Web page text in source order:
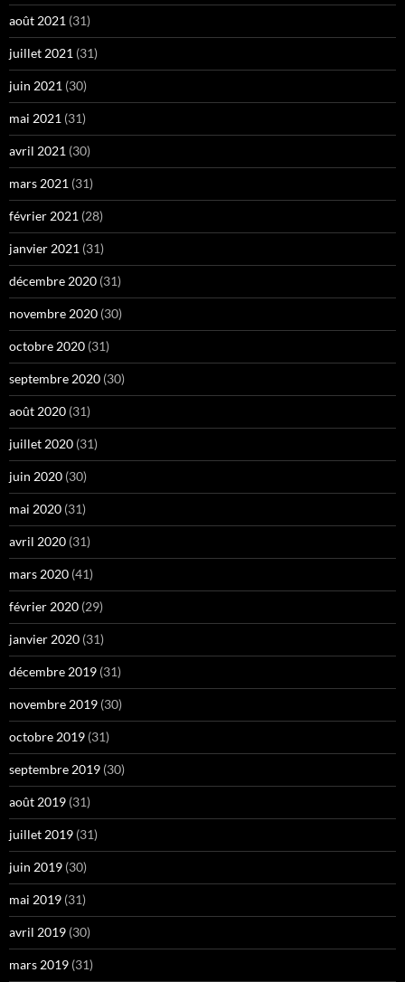
août 2021 (31)
juillet 2021 (31)
juin 2021 (30)
mai 2021 (31)
avril 2021 (30)
mars 2021 (31)
février 2021 (28)
janvier 2021 (31)
décembre 2020 (31)
novembre 2020 (30)
octobre 2020 (31)
septembre 2020 (30)
août 2020 (31)
juillet 2020 (31)
juin 2020 (30)
mai 2020 (31)
avril 2020 (31)
mars 2020 (41)
février 2020 (29)
janvier 2020 (31)
décembre 2019 (31)
novembre 2019 (30)
octobre 2019 (31)
septembre 2019 (30)
août 2019 (31)
juillet 2019 (31)
juin 2019 (30)
mai 2019 (31)
avril 2019 (30)
mars 2019 (31)